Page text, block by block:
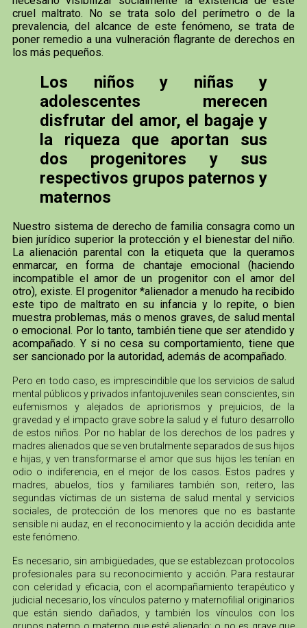
cruel maltrato. No se trata solo del perímetro o de la
prevalencia, del alcance de este fenómeno, se trata de
poner remedio a una vulneración flagrante de derechos en
los más pequeños.
Los niños y niñas y
adolescentes merecen
disfrutar del amor, el bagaje y
la riqueza que aportan sus
dos progenitores y sus
respectivos grupos paternos y
maternos
Nuestro sistema de derecho de familia consagra como un
bien jurídico superior la protección y el bienestar del niño.
La alienación parental con la etiqueta que la queramos
enmarcar, en forma de chantaje emocional (haciendo
incompatible el amor de un progenitor con el amor del
otro), existe. El progenitor *alienador a menudo ha recibido
este tipo de maltrato en su infancia y lo repite, o bien
muestra problemas, más o menos graves, de salud mental
o emocional. Por lo tanto, también tiene que ser atendido y
acompañado. Y si no cesa su comportamiento, tiene que
ser sancionado por la autoridad, además de acompañado.
Pero en todo caso, es imprescindible que los servicios de salud
mental públicos y privados infantojuveniles sean conscientes, sin
eufemismos y alejados de apriorismos y prejuicios, de la
gravedad y el impacto grave sobre la salud y el futuro desarrollo
de estos niños. Por no hablar de los derechos de los padres y
madres alienados que se ven brutalmente separados de sus hijos
e hijas, y ven transformarse el amor que sus hijos les tenían en
odio o indiferencia, en el mejor de los casos. Estos padres y
madres, abuelos, tíos y familiares también son, reitero, las
segundas víctimas de un sistema de salud mental y servicios
sociales, de protección de los menores que no es bastante
sensible ni audaz, en el reconocimiento y la acción decidida ante
este fenómeno.
Es necesario, sin ambigüedades, que se establezcan protocolos
profesionales para su reconocimiento y acción. Para restaurar
con celeridad y eficacia, con el acompañamiento terapéutico y
judicial necesario, los vínculos paterno y maternofilial originarios
que están siendo dañados, y también los vínculos con los